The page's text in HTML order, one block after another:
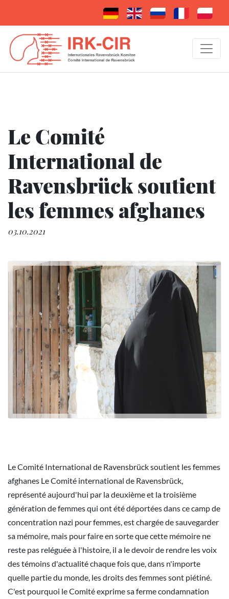
Le Comité
International de
Ravensbrück soutient
les femmes afghanes
03.10.2021
Le Comité International de Ravensbrück soutient les femmes
afghanes Le Comité international de Ravensbrück,
représenté aujourd'hui par la deuxième et la troisième
génération de femmes qui ont été déportées dans ce camp de
concentration nazi pour femmes, est chargée de sauvegarder
sa mémoire, mais pour faire en sorte que cette mémoire ne
reste pas reléguée à l'histoire, il a le devoir de rendre les voix
des témoins d'actualité chaque fois que, dans n'importe
quelle partie du monde, les droits des femmes sont piétiné.
C'est pourquoi le Comité exprime sa ferme condamnation